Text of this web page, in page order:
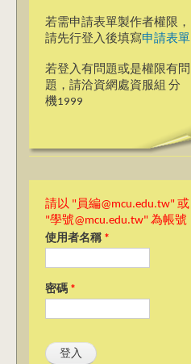
若需申請表單製作者權限，
請先行登入後填寫申請表單
若登入有問題或是權限有問
題，請洽資網處資服組 分
機1999
請以 "員編@mcu.edu.tw" 或
"學號@mcu.edu.tw" 為帳號
使用者名稱 *
密碼 *